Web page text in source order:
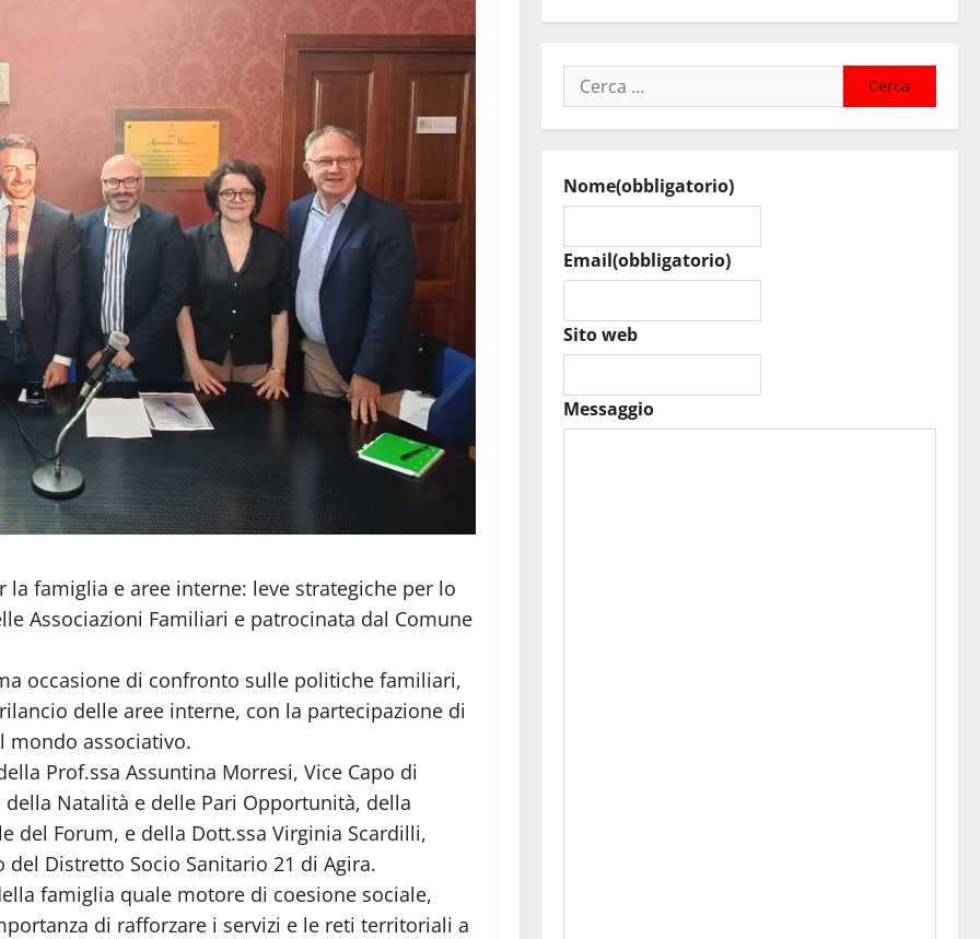
la famiglia e aree interne: leve strategiche per lo
Associazioni Familiari e patrocinata dal Comune
occasione di confronto sulle politiche familiari,
delle aree interne, con la partecipazione di
mondo associativo.
Prof.ssa Assuntina Morresi, Vice Capo di
Natalità e delle Pari Opportunità, della
del Forum, e della Dott.ssa Virginia Scardilli,
Distretto Socio Sanitario 21 di Agira.
famiglia quale motore di coesione sociale,
di rafforzare i servizi e le reti territoriali a
Ricerca
per:
Nome(obbligatorio)
Email(obbligatorio)
Sito web
Messaggio